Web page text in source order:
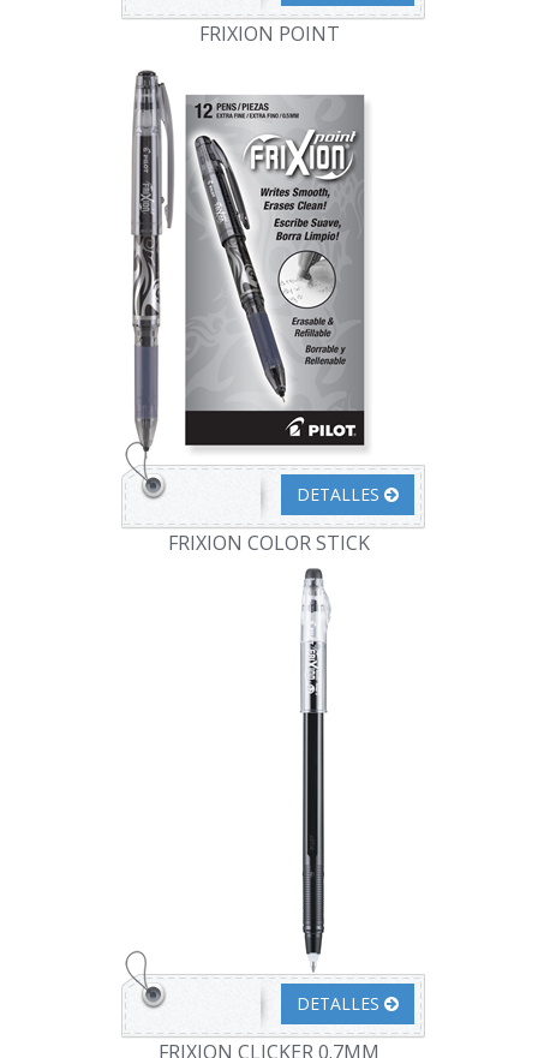
FRIXION POINT
DETALLES
FRIXION COLOR STICK
DETALLES
FRIXION CLICKER 0.7MM